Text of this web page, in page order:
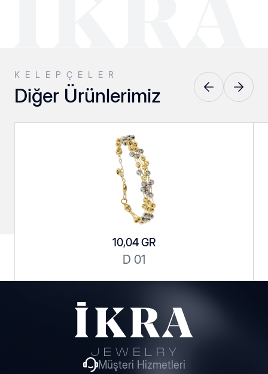
Hakkımızda
KELEPÇELER
Diğer Ürünlerimiz
10,04 GR
D 01
Müşteri Hizmetleri